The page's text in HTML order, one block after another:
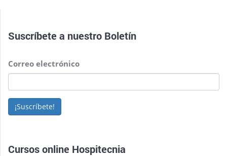
Suscríbete a nuestro Boletín
Correo electrónico
¡Suscríbete!
Cursos online Hospitecnia